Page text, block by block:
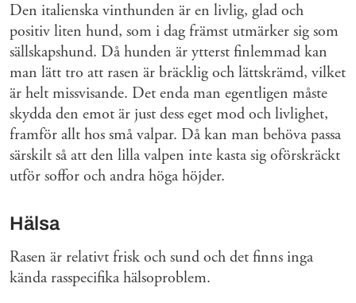
Den italienska vinthunden är en livlig, glad och
positiv liten hund, som i dag främst utmärker sig som
sällskapshund. Då hunden är ytterst finlemmad kan
man lätt tro att rasen är bräcklig och lättskrämd, vilket
är helt missvisande. Det enda man egentligen måste
skydda den emot är just dess eget mod och livlighet,
framför allt hos små valpar. Då kan man behöva passa
särskilt så att den lilla valpen inte kasta sig oförskräckt
utför soffor och andra höga höjder.
Hälsa
Rasen är relativt frisk och sund och det finns inga
kända rasspecifika hälsoproblem.